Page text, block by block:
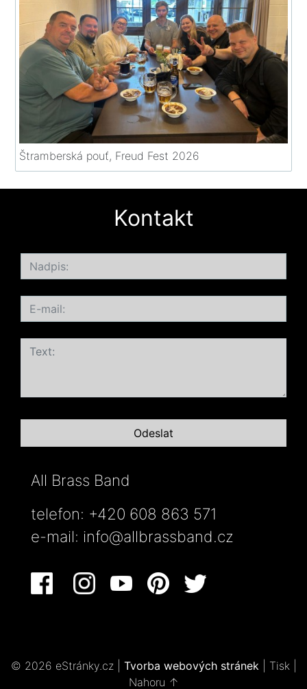
Štramberská pouť, Freud Fest 2026
Kontakt
All Brass Band
telefon: +420 608 863 571
e-mail: info@allbrassband.cz
© 2026 eStránky.cz Tvorba webových stránek Tisk|
Nahoru ↑